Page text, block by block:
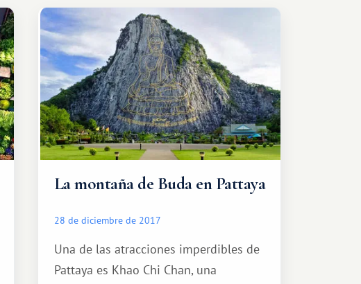
La montaña de Buda en Pattaya
28 de diciembre de 2017
Una de las atracciones imperdibles de
Pattaya es Khao Chi Chan, una